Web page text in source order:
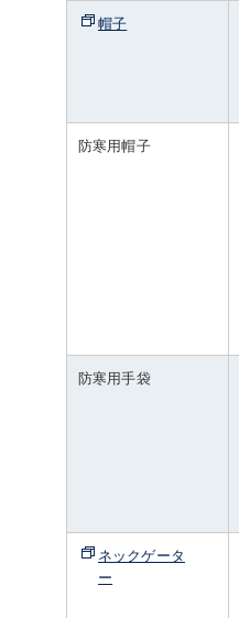
帽子
防寒用帽子
防寒用手袋
ネックゲータ
ー